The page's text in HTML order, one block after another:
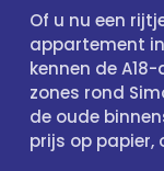
Of u nu een
appartement
kennen de
zones rond
de oude
prijs op papier,